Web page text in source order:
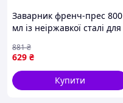
Заварник френч-прес 800
мл із неіржавкої сталі для
Kamille FK-8394
629 ₴
881₴
Купити